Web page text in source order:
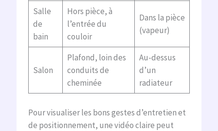
Salle
de
bain
Hors pièce, à
l’entrée du
couloir
Dans la pièce
(vapeur)
Salon
Plafond, loin des
conduits de
cheminée
Au-dessus
d’un
radiateur
Pour visualiser les bons gestes d’entretien et
de positionnement, une vidéo claire peut